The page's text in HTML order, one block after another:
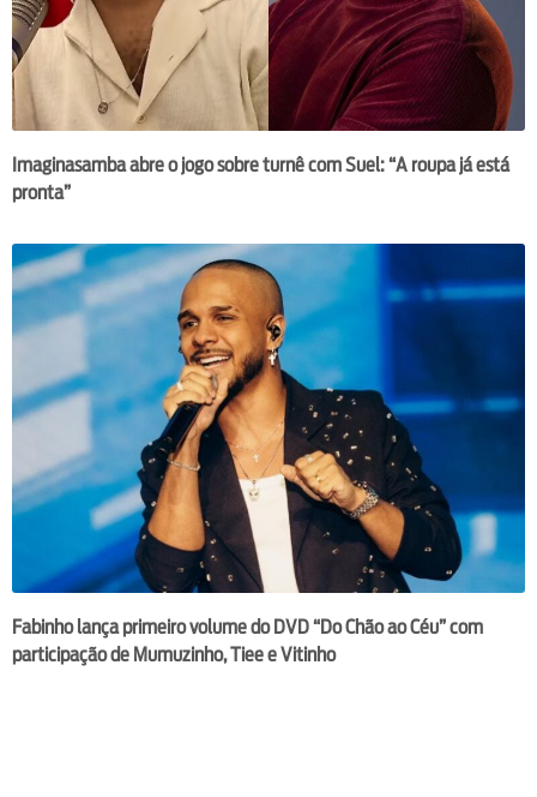
Imaginasamba abre o jogo sobre turnê com Suel: “A roupa já está
pronta”
Fabinho lança primeiro volume do DVD “Do Chão ao Céu” com
participação de Mumuzinho, Tiee e Vitinho